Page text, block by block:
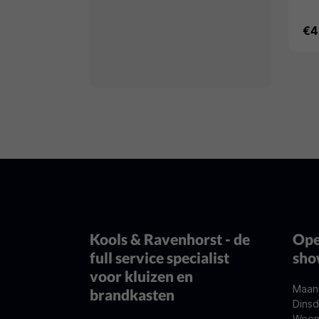
Kools & Ravenhorst - de
full service specialist
voor kluizen en
brandkasten